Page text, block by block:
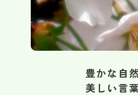
豊かな自
美しい言